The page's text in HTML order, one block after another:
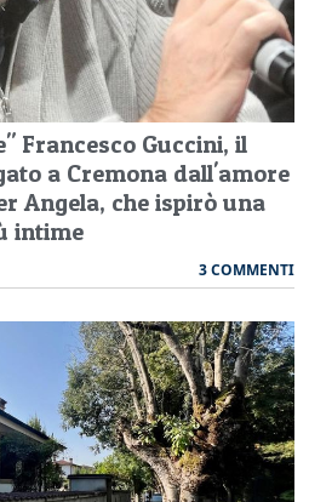
Francesco Guccini, il
a Cremona dall'amore
Angela, che ispirò una
intime
3 COMMENTI